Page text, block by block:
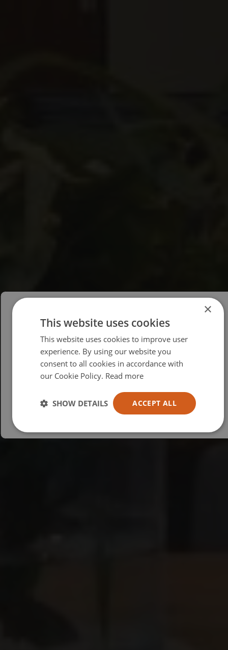
Please select your region/language
British
USA
Español
×
This website uses cookies
This website uses cookies to improve user
experience. By using our website you
consent to all cookies in accordance with
our Cookie Policy. Read more
ACCEPT ALL
SHOW DETAILS